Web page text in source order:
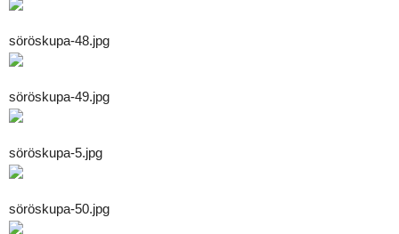
söröskupa-48.jpg
söröskupa-49.jpg
söröskupa-5.jpg
söröskupa-50.jpg